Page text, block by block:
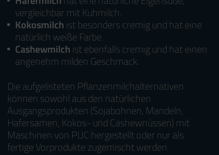
vergleichbar mit Kuhmilch.
Kokosmilchist besonders cremig und hat eine
natürlich weiße Farbe.
Cashewmilchist ebenfalls cremig und hat einen
angenehm milden Geschmack.
Die aufgelisteten Pflanzenmilchalternativen
können sowohl aus den natürlichen
Ausgangsprodukten (Sojabohnen, Mandeln,
Hafersamen, Kokos- und Cashewnüssen) mit
Maschinen von PUC hergestellt oder nur als
fertige Vorprodukte zugemischt werden.